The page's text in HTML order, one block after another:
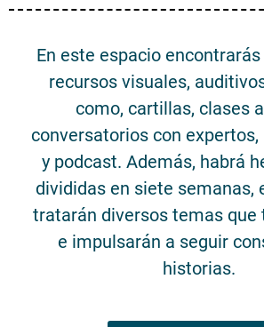
En este espacio
recursos visuales,
como, cartillas, clases
conversatorios con
y podcast. Además, habrá
divididas en siete semanas,
tratarán diversos temas que
e impulsarán a seguir
historias.